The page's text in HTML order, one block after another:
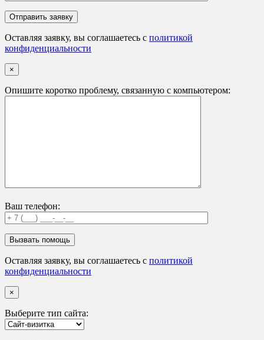
Оставляя заявку, вы соглашаетесь с политикой
конфиденциальности
×
Опишите коротко проблему, связанную с компьютером:
Ваш телефон:
Оставляя заявку, вы соглашаетесь с политикой
конфиденциальности
×
Выберите тип сайта: